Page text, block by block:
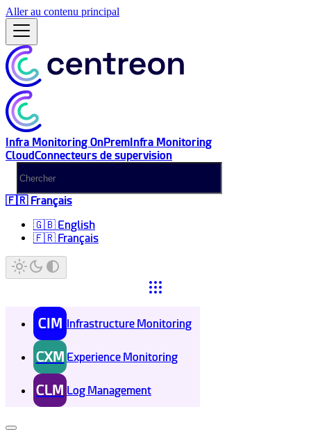
Aller au contenu principal
Infra Monitoring OnPremInfra Monitoring
CloudConnecteurs de supervision
🇫🇷 Français
🇬🇧 English
🇫🇷 Français
CIM Infrastructure Monitoring
CXM Experience Monitoring
CLM Log Management